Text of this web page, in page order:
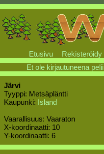
Etusivu Rekisteröidy
Et ole kirjautuneena
Järvi
Tyyppi: Metsäpläntti
Kaupunki: Island
Vaarallisuus: Vaaraton
X-koordinaatti: 10
Y-koordinaatti: 6